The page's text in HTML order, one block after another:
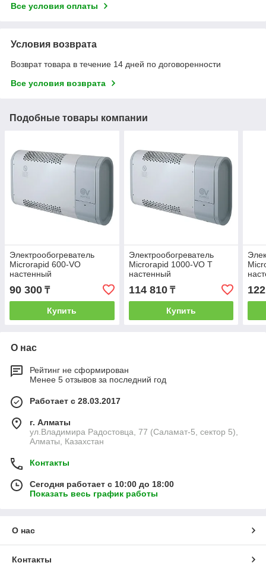
Все условия оплаты
Условия возврата
Возврат товара в течение 14 дней по договоренности
Все условия возврата
Подобные товары компании
Электрообогреватель
Microrapid 600-VO
настенный
90 300 ₸
Купить
Электрообогреватель
Microrapid 1000-VO T
настенный
114 810₸
Купить
О нас
Рейтинг не сформирован
Менее 5 отзывов за последний год
Работает с 28.03.2017
г. Алматы
ул.Владимира Радостовца, 77 (Саламат-5, сектор 5),
Алматы, Казахстан
Контакты
Сегодня работает с 10:00 до 18:00
Показать весь график работы
О нас
Контакты